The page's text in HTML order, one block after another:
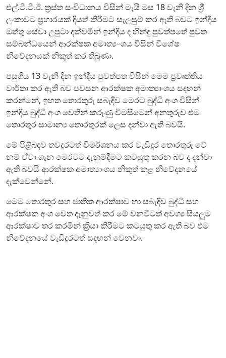
එල්.ටී.ටී.ඊ. ත්‍රස්ත සංවිධානය විසින් මැයි මස 18 වැනි දින ශ්‍රී
ලංකාවට ප්‍රහාරයක් දියත් කිරීමට සැලසුම් කර ඇති බවට ඉන්දීය
ඔත්තු සේවා උපුටා දක්වමින් ඉන්දීය ද හින්දු පුවත්පතේ පුවත
සම්බන්ධයෙන් ආරක්ෂක අමාත්‍යංංශය විසින් විශේෂ
නිවේදනයක් නිකුත් කර තිබුණා.
පසුගිය 13 වැනි දින ඉන්දීය පුවත්පත විසින් මෙම ප්‍රවෘත්තිය
වාර්තා කර ඇති බව පවසන ආරක්ෂක අමාත්‍යාංශය සඳහන්
කරන්නේ, ඉහත තොරතුරු සබැඳිව මෙරට බුද්ධි අංශ විසින්
ඉන්දීය බුද්ධි අංශ වෙතින් කරුණු විමසීමෙන් අනතුරුව එම
තොරතුර සාමාන්‍ය තොරතුරක් ලෙස දන්වා ඇති බවයි.
මේ පිළිබඳව තවදුරටත් විමර්ශනය කර වැඩිදුර තොරතුරු වේ
නම් ඒවා ගැන මෙරටට දැනුම්දීමට කටයුතු කරන බව ද දන්වා
ඇති බවයි ආරක්ෂක අමාත්‍යාංශය නිකුත් කළ නිවේදනයේ
දැක්වෙන්නේ.
මෙම තොරතුර සහ ජාතික ආරක්ෂාව හා සබැඳිව බුද්ධි සහ
ආරක්ෂක අංශ වෙත දැනුවත් කර මේ වනවිටත් අවශ්‍ය සියලුම
ආරක්ෂාව තර කරමින් ක්‍රියා කිරීමට කටයුතු කර ඇති බව එම
නිවේදනයේ වැඩිදුරටත් සඳහන් වෙනවා.